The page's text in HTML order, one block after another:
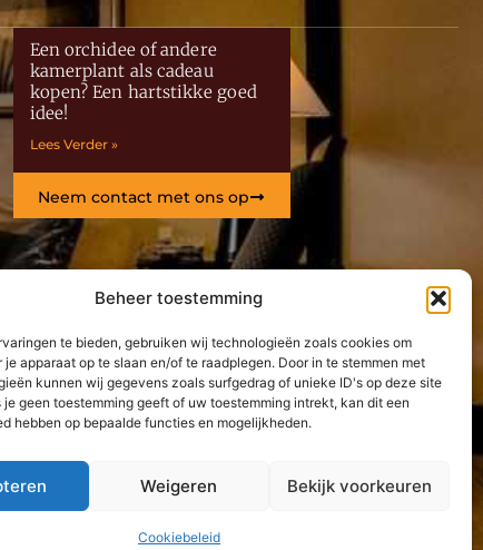
Beheer toestemming
te bieden, gebruiken wij technologieën zoals cookies om
apparaat op te slaan en/of te raadplegen. Door in te stemmen met
kunnen wij gegevens zoals surfgedrag of unieke ID's op deze site
geen toestemming geeft of uw toestemming intrekt, kan dit een
hebben op bepaalde functies en mogelijkheden.
Weigeren Bekijk voorkeuren
Cookiebeleid
Een orchidee of andere
kamerplant als cadeau
kopen? Een hartstikke goed
idee!
Lees Verder »
Neem contact met ons op